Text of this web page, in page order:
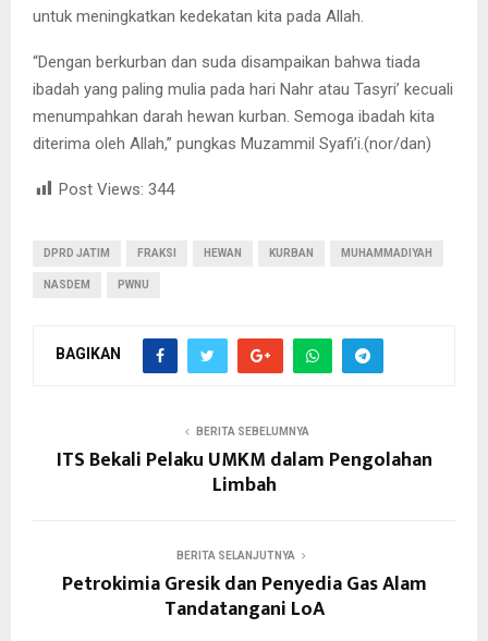
untuk meningkatkan kedekatan kita pada Allah.
“Dengan berkurban dan suda disampaikan bahwa tiada
ibadah yang paling mulia pada hari Nahr atau Tasyri’ kecuali
menumpahkan darah hewan kurban. Semoga ibadah kita
diterima oleh Allah,” pungkas Muzammil Syafi’i.(nor/dan)
Post Views: 344
DPRD JATIM FRAKSI HEWAN KURBAN MUHAMMADIYAH
NASDEM PWNU
BAGIKAN
BERITA SEBELUMNYA
ITS Bekali Pelaku UMKM dalam Pengolahan
Limbah
BERITA SELANJUTNYA
Petrokimia Gresik dan Penyedia Gas Alam
Tandatangani LoA